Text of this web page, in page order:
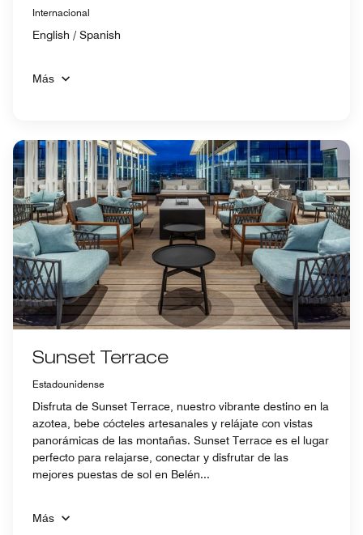
Internacional
English / Spanish
Más
Sunset Terrace
Estadounidense
Disfruta de Sunset Terrace, nuestro vibrante destino en la
azotea, bebe cócteles artesanales y relájate con vistas
panorámicas de las montañas. Sunset Terrace es el lugar
perfecto para relajarse, conectar y disfrutar de las
mejores puestas de sol en Belén...
Más